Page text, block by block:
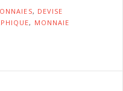
, DEVISE
, MONNAIE